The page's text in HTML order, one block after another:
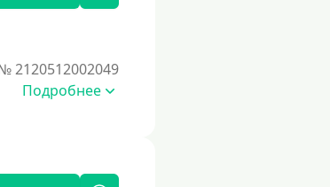
2120512002049
Подробнее